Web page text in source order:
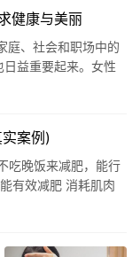
健康与美丽
庭、社会和职场中的
益重要起来。女性
体态、提升生活质
案例)
吃晚饭来减肥，能行
有效减肥 消耗肌肉
，这样做可能短期…